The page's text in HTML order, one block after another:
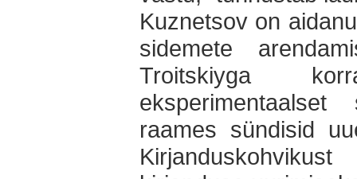
Kuznetsov on
sidemete
Troitskiyga
raames sündisid